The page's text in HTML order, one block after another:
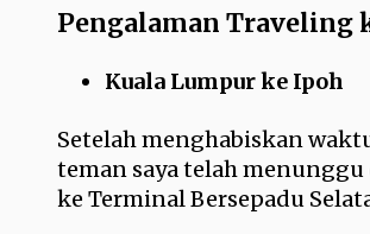
Pengalaman Traveling
Kuala Lumpur ke Ipoh
Setelah menghabiskan
teman saya telah
ke Terminal Bersepadu